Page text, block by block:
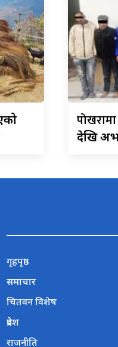
देखि
गृहपृष्ठ
समाचार
चितवन विशेष
प्रदेश
राजनीति